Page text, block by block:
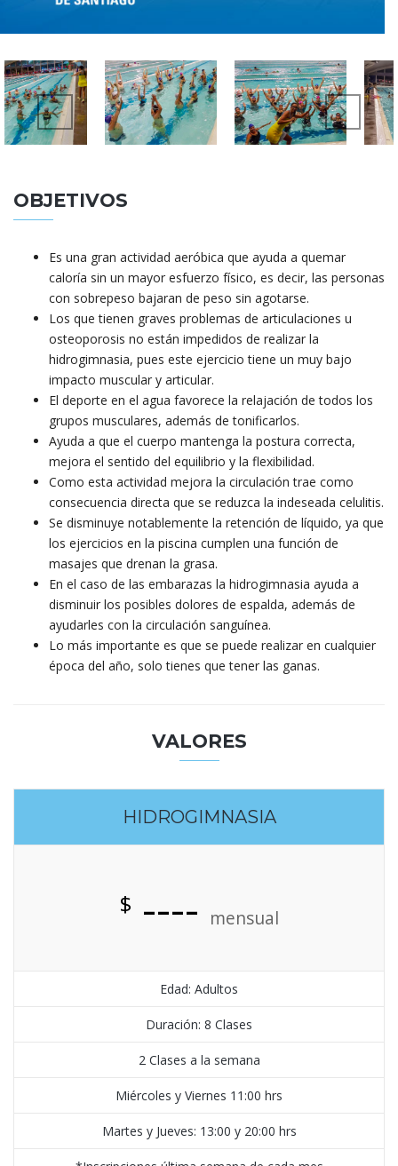
OBJETIVOS
Es una gran actividad aeróbica que ayuda a quemar
caloría sin un mayor esfuerzo físico, es decir, las personas
con sobrepeso bajaran de peso sin agotarse.
Los que tienen graves problemas de articulaciones u
osteoporosis no están impedidos de realizar la
hidrogimnasia, pues este ejercicio tiene un muy bajo
impacto muscular y articular.
El deporte en el agua favorece la relajación de todos los
grupos musculares, además de tonificarlos.
Ayuda a que el cuerpo mantenga la postura correcta,
mejora el sentido del equilibrio y la flexibilidad.
Como esta actividad mejora la circulación trae como
consecuencia directa que se reduzca la indeseada celulitis.
Se disminuye notablemente la retención de líquido, ya que
los ejercicios en la piscina cumplen una función de
masajes que drenan la grasa.
En el caso de las embarazas la hidrogimnasia ayuda a
disminuir los posibles dolores de espalda, además de
ayudarles con la circulación sanguínea.
Lo más importante es que se puede realizar en cualquier
época del año, solo tienes que tener las ganas.
VALORES
HIDROGIMNASIA
$ ---- mensual
Edad: Adultos
Duración: 8 Clases
2 Clases a la semana
Miércoles y Viernes 11:00 hrs
Martes y Jueves: 13:00 y 20:00 hrs